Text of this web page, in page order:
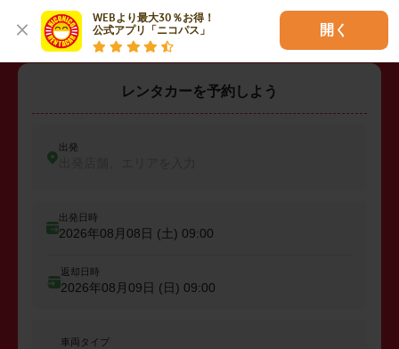
WEBより最大30％お得！
公式アプリ「ニコパス」
開く
レンタカーを予約しよう
出発
出発日時
2026年08月08日 (土) 09:00
返却日時
2026年08月09日 (日) 09:00
車両タイプ